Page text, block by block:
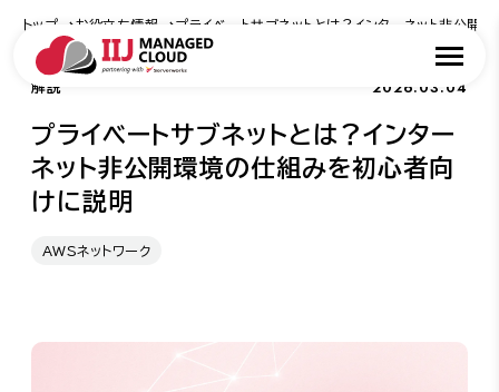
トップ お役立ち情報 プライベートサブネットとは？インターネット非公開
解説 2026.03.04
プライベートサブネットとは？インター
ネット非公開環境の仕組みを初心者向
けに説明
AWSネットワーク